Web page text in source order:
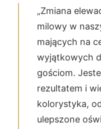
„Zmiana
milowy w
mających na
wyjątkowych
gościom.
rezultatem i
kolorystyka,
ulepszone